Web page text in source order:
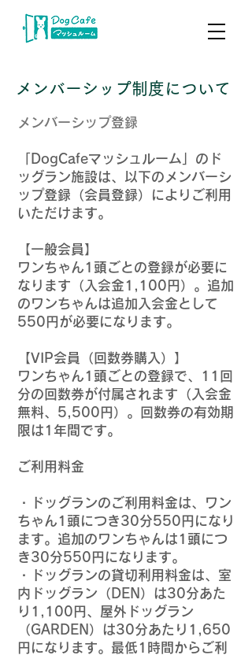
メンバーシップ制度について
​メンバーシップ登録
​「DogCafeマッシュルーム」のド
ッグラン施設は、以下のメンバーシ
ップ登録（会員登録）によりご利用
いただけます。
【一般会員】
ワンちゃん1頭ごとの登録が必要に
なります（入会金1,100円）。追加
のワンちゃんは追加入会金として
550円が必要になります。
【VIP会員（回数券購入）】
ワンちゃん1頭ごとの登録で、11回
分の回数券が付属されます（入会金
無料、5,500円）。回数券の有効期
限は1年間です。​
ご利用料金
・ドッグランのご利用料金は、ワン
ちゃん1頭につき30分550円になり
ます。追加のワンちゃんは1頭につ
き30分550円になります。
・ドッグランの貸切利用料金は、室
内ドッグラン（DEN）は30分あた
り1,100円、屋外ドッグラン
（GARDEN）は30分あたり1,650
円になります。最低1時間からご利